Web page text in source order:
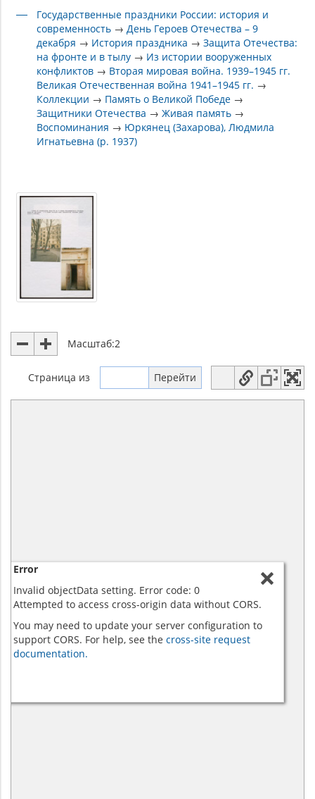
Государственные праздники России: история и
современность →День Героев Отечества – 9
декабря → История праздника →Защита Отечества:
на фронте и в тылу → Из истории вооруженных
конфликтов → Вторая мировая война. 1939–1945 гг.
Великая Отечественная война 1941–1945 гг. →
Коллекции → Память о Великой Победе →
Защитники Отечества →Живая память →
Воспоминания → Юркянец (Захарова), Людмила
Игнатьевна (р. 1937)
Масштаб:2
Страница из
Error
Invalid objectData setting. Error code: 0
Attempted to access cross-origin data without CORS.
You may need to update your server configuration to
support CORS. For help, see the cross-site request
documentation.